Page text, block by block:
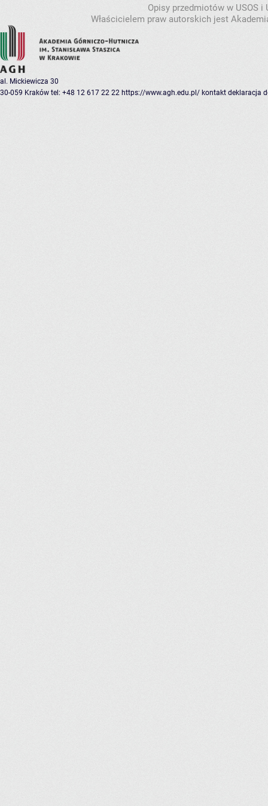
Opisy przedmiotów w USOS
Właścicielem praw autorskich jest
al. Mickiewicza 30
30-059 Kraków tel: +48 12 617 22 22 https://www.agh.edu.pl/ kontakt deklaracja